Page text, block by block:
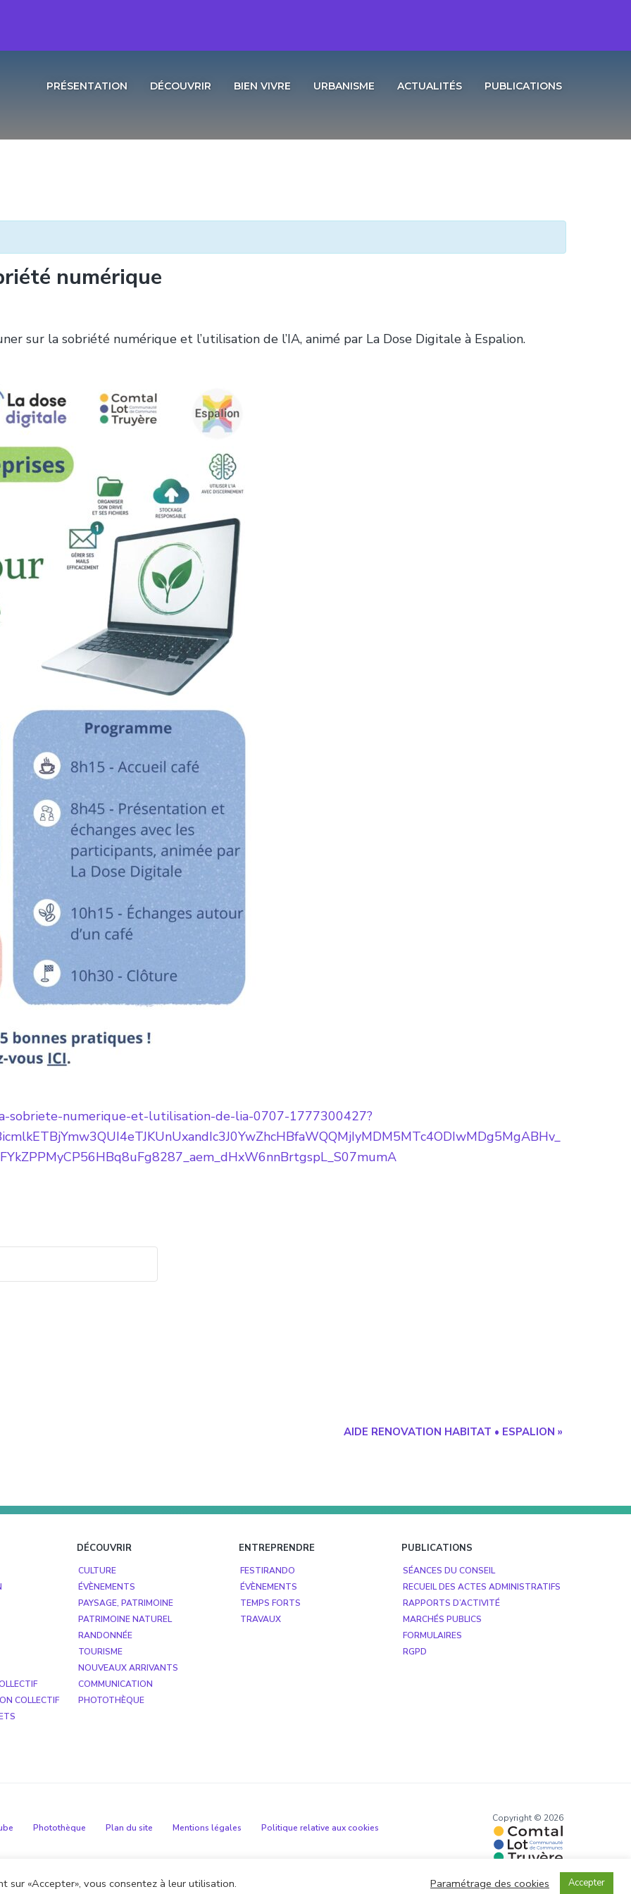
PRÉSENTATION DÉCOUVRIR BIEN VIVRE URBANISME ACTUALITÉS PUBLICATIONS
numérique
sur la sobriété numérique et l’utilisation de l’IA, animé par La Dose Digitale à Espalion.
sobriete-numerique-et-lutilisation-de-lia-0707-1777300427?
AIDE RENOVATION HABITAT • ESPALION »
COLLECTIF
DÉCOUVRIR
CULTURE
ÉVÈNEMENTS
PAYSAGE, PATRIMOINE
PATRIMOINE NATUREL
RANDONNÉE
TOURISME
NOUVEAUX ARRIVANTS
COMMUNICATION
PHOTOTHÈQUE
ENTREPRENDRE
FESTIRANDO
ÉVÈNEMENTS
TEMPS FORTS
TRAVAUX
PUBLICATIONS
SÉANCES DU CONSEIL
RECUEIL DES ACTES ADMINISTRATIFS
RAPPORTS D’ACTIVITÉ
MARCHÉS PUBLICS
FORMULAIRES
RGPD
Photothèque Plan du site Mentions légales Politique relative aux cookies
Copyright © 2026
sur «Accepter», vous consentez à leur utilisation. Paramétrage des cookies Accepter